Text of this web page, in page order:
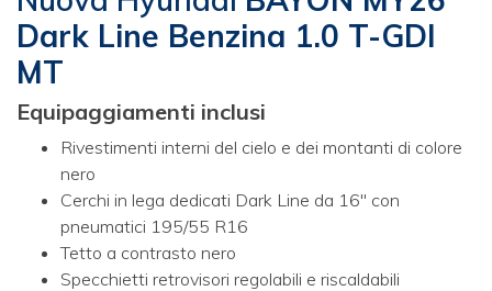
Dark Line Benzina 1.0 T-GDI
MT
Equipaggiamenti inclusi
Rivestimenti interni del cielo e dei montanti di colore
nero
Cerchi in lega dedicati Dark Line da 16" con
pneumatici 195/55 R16
Tetto a contrasto nero
Specchietti retrovisori regolabili e riscaldabili